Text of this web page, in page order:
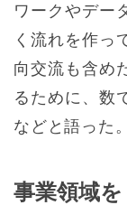
ワークやデー
く流れを作っ
向交流も含め
るために、数
などと語った。
事業領域